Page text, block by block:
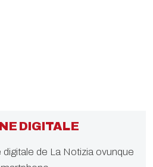
DIGITALE
de La Notizia ovunque